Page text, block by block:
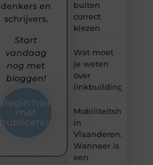
buiten
correct
kiezen
Wat moet
je weten
over
linkbuilding?
in
Vlaanderen.
Wanneer is
een
denkers en
schrijvers.
Start
vandaag
nog met
bloggen!
Begin hier
met
publiceren